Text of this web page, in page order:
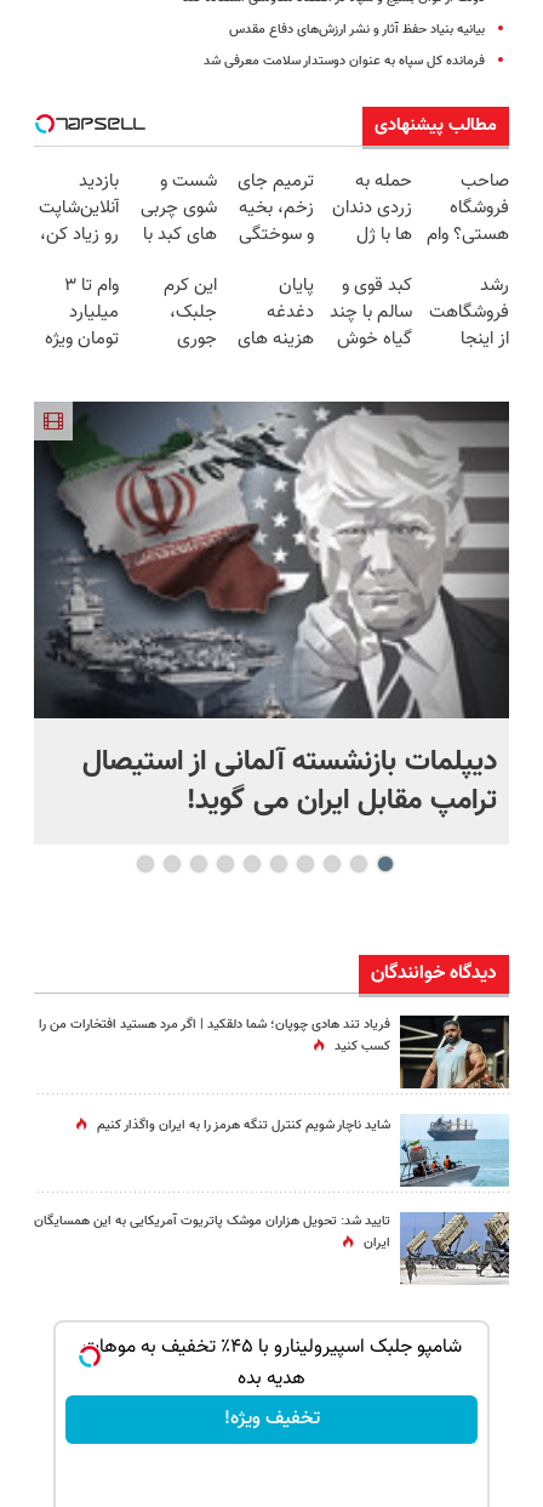
بیانیه بنیاد حفظ آثار و نشر ارزش‌های دفاع مقدس
فرمانده کل سپاه به عنوان دوستدار سلامت معرفی شد
مطالب پیشنهادی
صاحب
فروشگاه
هستی؟ وام
تومان بگیر
حمله به
زردی دندان
ها با ژل
دندان!
خرید40%تخفیف
ترمیم جای
زخم، بخیه
و سوختگی
هفته!!😍
شست و
شوی چربی
های کبد با
گیاهی(55%تخفیف)
بازدید
آنلاین‌شاپت
رو زیاد کن،
= درآمد
بیشتر
رشد
فروشگاهت
از اینجا
درآمد
بیشتر،
آماده‌ای؟
کبد قوی و
سالم با چند
گیاه خوش
پایان
دغدغه
هزینه های
پک سفید
کننده
خانگی
این کرم
جلبک،
جوری
که انگار
بوتاکس
کردی!
(تخفیف
ویژه)
وام تا ۳
میلیارد
تومان ویژه
آنلاین و
حضوری
دیپلمات بازنشسته آلمانی از استیصال
ترامپ مقابل ایران می گوید!
دیدگاه خوانندگان
فریاد تند هادی چوپان؛‌ شما دلقکید | اگر مرد هستید افتخارات من را
کسب کنید
شاید ناچار شویم کنترل تنگه هرمز را به ایران واگذار کنیم
تایید شد: تحویل هزاران موشک پاتریوت آمریکایی به این همسایگان
ایران
شامپو جلبک اسپیرولینارو با ۴۵٪ تخفیف به موهات
هدیه بده
تخفیف ویژه!